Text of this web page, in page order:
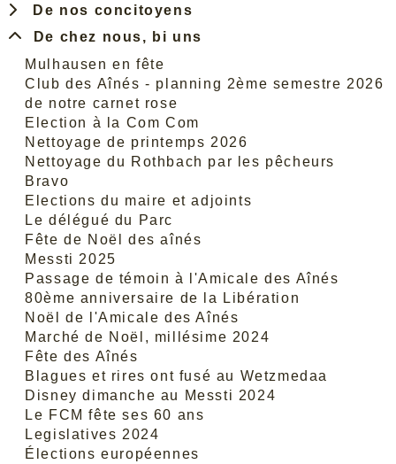
De nos concitoyens
De chez nous, bi uns
Mulhausen en fête
Club des Aînés - planning 2ème semestre 2026
de notre carnet rose
Election à la Com Com
Nettoyage de printemps 2026
Nettoyage du Rothbach par les pêcheurs
Bravo
Elections du maire et adjoints
Le délégué du Parc
Fête de Noël des aînés
Messti 2025
Passage de témoin à l'Amicale des Aînés
80ème anniversaire de la Libération
Noël de l'Amicale des Aînés
Marché de Noël, millésime 2024
Fête des Aînés
Blagues et rires ont fusé au Wetzmedaa
Disney dimanche au Messti 2024
Le FCM fête ses 60 ans
Legislatives 2024
Élections européennes